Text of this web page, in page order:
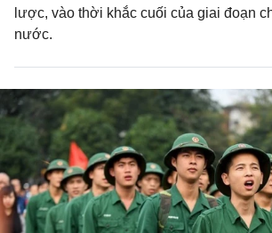
lược, vào thời khắc cuối của giai đoạn
nước.